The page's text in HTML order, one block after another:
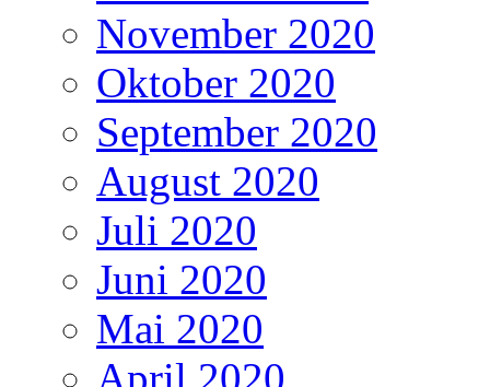
November 2020
Oktober 2020
September 2020
August 2020
Juli 2020
Juni 2020
Mai 2020
April 2020